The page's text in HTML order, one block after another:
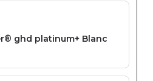
ghd platinum+ Blanc